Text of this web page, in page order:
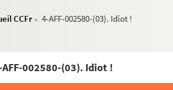
CCFr > 4-AFF-002580-(03). Idiot !
AFF-002580-(03). Idiot !
16e arrondissement